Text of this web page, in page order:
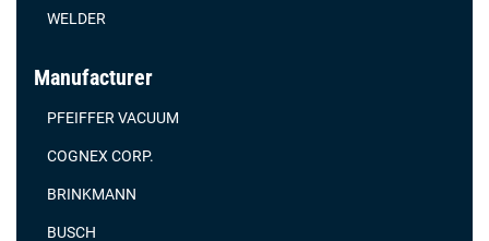
WELDER
Manufacturer
PFEIFFER VACUUM
COGNEX CORP.
BRINKMANN
BUSCH